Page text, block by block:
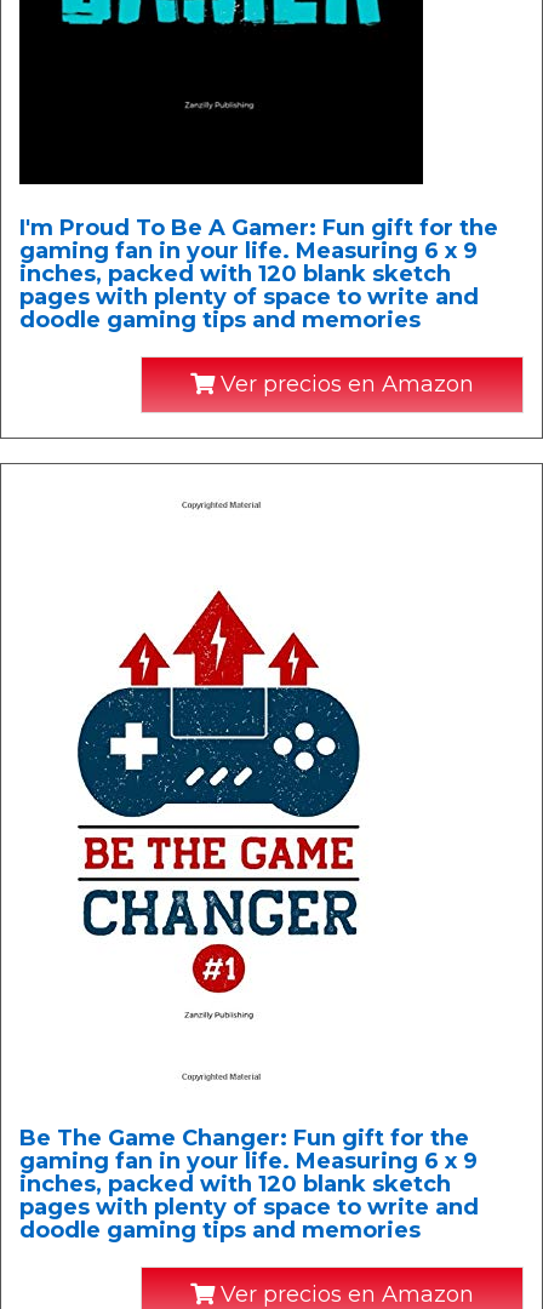
I'm Proud To Be A Gamer: Fun gift for the
gaming fan in your life. Measuring 6 x 9
inches, packed with 120 blank sketch
pages with plenty of space to write and
doodle gaming tips and memories
Ver precios en Amazon
Be The Game Changer: Fun gift for the
gaming fan in your life. Measuring 6 x 9
inches, packed with 120 blank sketch
pages with plenty of space to write and
doodle gaming tips and memories
Ver precios en Amazon